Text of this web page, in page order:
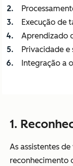
Execução de
Aprendizado
Privacidade e
Integração a
1.
As assistentes
reconhecimento